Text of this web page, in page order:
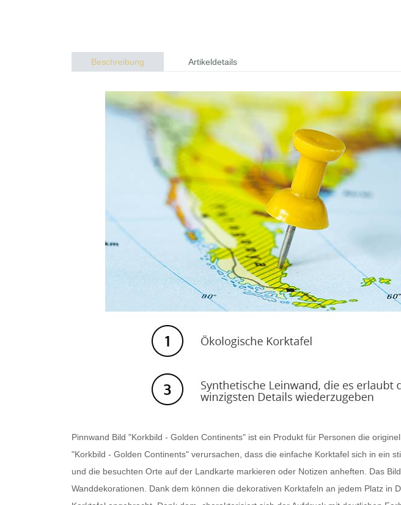
Beschreibung Artikeldetails
Pinnwand Bild "Korkbild - Golden Continents" ist ein Produkt für Personen die
"Korkbild - Golden Continents" verursachen, dass die einfache Korktafel sich in ein
und die besuchten Orte auf der Landkarte markieren oder Notizen anheften. Das
Wanddekorationen. Dank dem können die dekorativen Korktafeln an jedem Platz